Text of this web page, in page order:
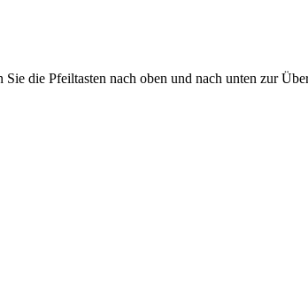
die Pfeiltasten nach oben und nach unten zur